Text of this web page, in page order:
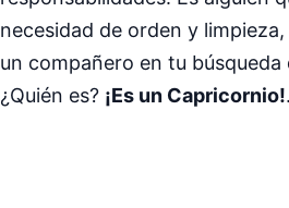
necesidad de orden y
un compañero en tu
¿Quién es? ¡Es un Capricornio!.